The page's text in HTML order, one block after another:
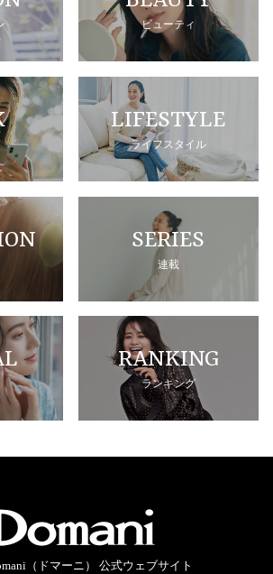
ビューティ
LIFESTYLE
ライフスタイル
SERIES
連載
RANKING
ランキング
（ドマーニ） 公式ウェブサイト